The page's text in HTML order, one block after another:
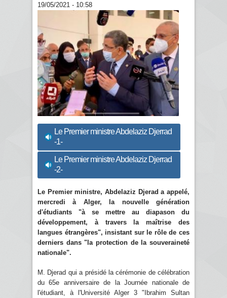
19/05/2021 - 10:58
Le Premier ministre Abdelaziz Djerrad
-1-
Le Premier ministre Abdelaziz Djerrad
-2-
Le Premier ministre, Abdelaziz Djerad a appelé,
mercredi à Alger, la nouvelle génération
d'étudiants "à se mettre au diapason du
développement, à travers la maîtrise des
langues étrangères", insistant sur le rôle de ces
derniers dans "la protection de la souveraineté
nationale".
M. Djerad qui a présidé la cérémonie de célébration
du 65e anniversaire de la Journée nationale de
l'étudiant, à l'Université Alger 3 "Ibrahim Sultan